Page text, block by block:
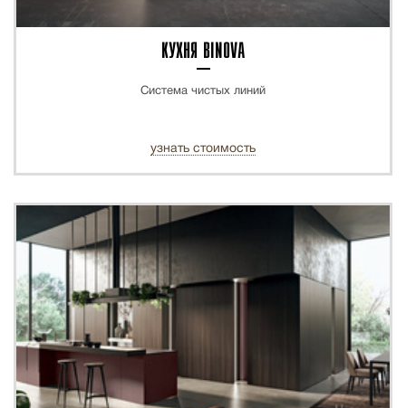
КУХНЯ BINOVA
Система чистых линий
узнать стоимость